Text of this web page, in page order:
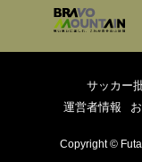
サッカー
運営者情報
Copyright ©